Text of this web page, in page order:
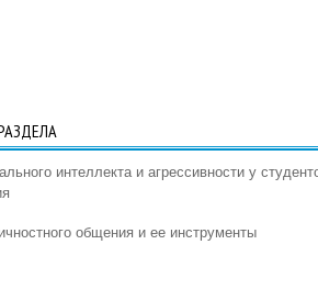
интеллекта и агрессивности у
общения и ее инструменты